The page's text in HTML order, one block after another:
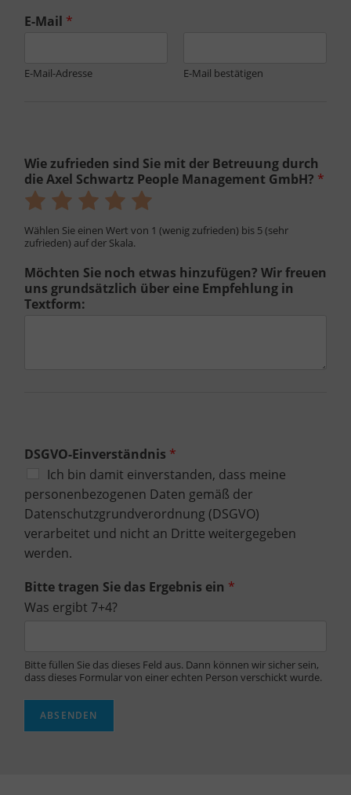
E-Mail *
E-Mail-Adresse E-Mail bestätigen
Wie zufrieden sind Sie mit der Betreuung durch
die Axel Schwartz People Management GmbH? *
Bewerte
1
5
Bewerte
2
5
Bewerte
3
5
Bewerte
4
5
Bewerte
5
5
Wählen Sie einen Wert von 1 (wenig zufrieden) bis 5 (sehr
zufrieden) auf der Skala.
Möchten Sie noch etwas hinzufügen? Wir freuen
uns grundsätzlich über eine Empfehlung in
Textform:
DSGVO-Einverständnis *
Ich bin damit einverstanden, dass meine
personenbezogenen Daten gemäß der
Datenschutzgrundverordnung (DSGVO)
verarbeitet und nicht an Dritte weitergegeben
werden.
Bitte tragen Sie das Ergebnis ein *
Was ergibt 7+4?
Bitte füllen Sie das dieses Feld aus. Dann können wir sicher sein,
dass dieses Formular von einer echten Person verschickt wurde.
ABSENDEN